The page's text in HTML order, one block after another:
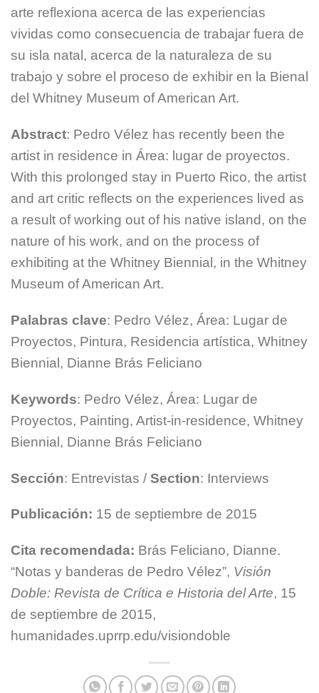
arte reflexiona acerca de las experiencias
vividas como consecuencia de trabajar fuera de
su isla natal, acerca de la naturaleza de su
trabajo y sobre el proceso de exhibir en la Bienal
del Whitney Museum of American Art.
Abstract: Pedro Vélez has recently been the
artist in residence in Área: lugar de proyectos.
With this prolonged stay in Puerto Rico, the artist
and art critic reflects on the experiences lived as
a result of working out of his native island, on the
nature of his work, and on the process of
exhibiting at the Whitney Biennial, in the Whitney
Museum of American Art.
Palabras clave: Pedro Vélez, Área: Lugar de
Proyectos, Pintura, Residencia artística, Whitney
Biennial, Dianne Brás Feliciano
Keywords: Pedro Vélez, Área: Lugar de
Proyectos, Painting, Artist-in-residence, Whitney
Biennial, Dianne Brás Feliciano
Sección: Entrevistas / Section: Interviews
Publicación: 15 de septiembre de 2015
Cita recomendada: Brás Feliciano, Dianne.
“Notas y banderas de Pedro Vélez”, Visión
Doble: Revista de Crítica e Historia del Arte, 15
de septiembre de 2015,
humanidades.uprrp.edu/visiondoble